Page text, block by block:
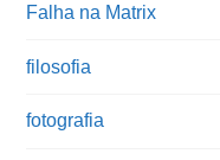
Falha na Matrix
filosofia
fotografia